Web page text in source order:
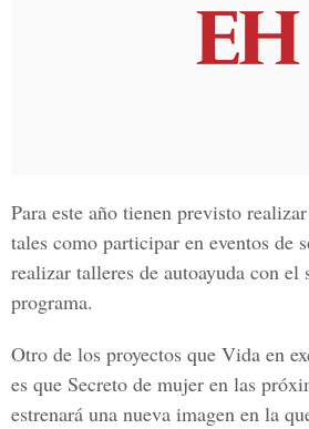
Para este año tienen previsto
tales como participar en eventos de
realizar talleres de autoayuda con
programa.
Otro de los proyectos que Vida en
es que Secreto de mujer en las
estrenará una nueva imagen en la